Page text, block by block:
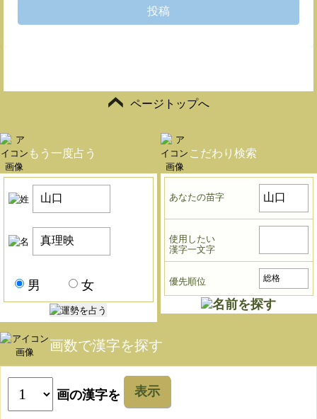
投稿
ページトップへ
もう一度占う
男 女
こだわり検索
あなたの苗字
使用したい
漢字一文字
優先順位
画数で漢字を探す
画の漢字を 表示